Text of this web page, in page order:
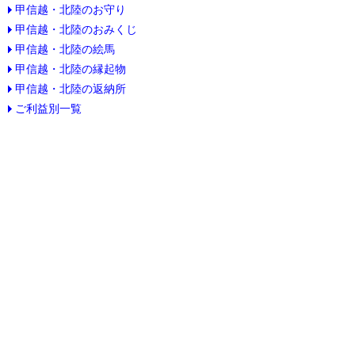
甲信越・北陸のお守り
甲信越・北陸のおみくじ
甲信越・北陸の絵馬
甲信越・北陸の縁起物
甲信越・北陸の返納所
ご利益別一覧